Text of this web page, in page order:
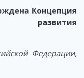
Концепция
развития
Федерации,